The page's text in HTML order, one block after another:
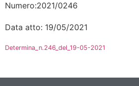
Numero:2021/0246
Data atto: 19/05/2021
Determina_n.246_del_19-05-2021